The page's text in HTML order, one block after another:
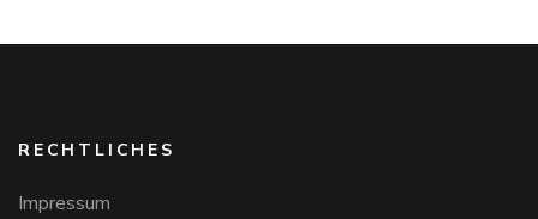
RECHTLICHES
Impressum